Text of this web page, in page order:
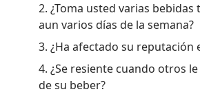
2. ¿Toma usted varias bebidas
aun varios días de la semana?
3. ¿Ha afectado su reputación
4. ¿Se resiente cuando otros
de su beber?